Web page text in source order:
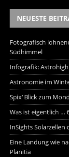
NEUESTE
Fotografisch
Südhimmel
Infografik:
Astronomie im
Spix‘ Blick zum
Was ist eigentlich …
InSights Solarzellen
Eine Landung wie
Planitia